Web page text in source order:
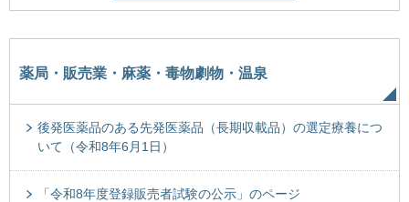
薬局・販売業・麻薬・毒物劇物・温泉
後発医薬品のある先発医薬品（長期収載品）の選定療養につ
いて（令和8年6月1日）
「令和8年度登録販売者試験の公示」のページ